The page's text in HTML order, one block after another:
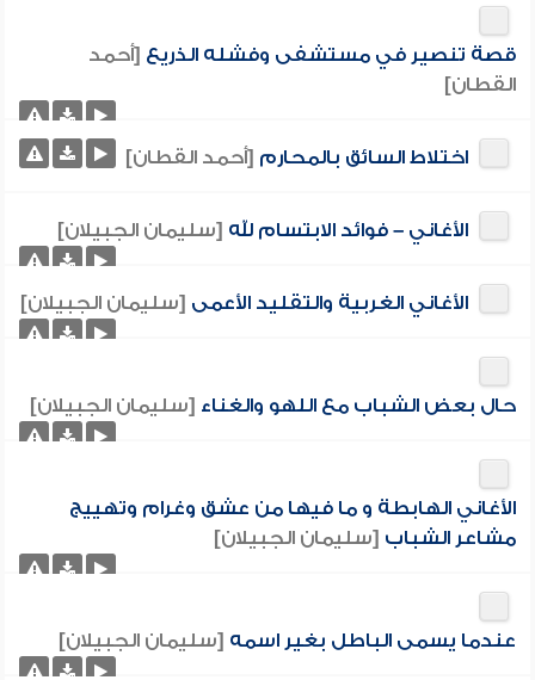
قصة تنصير في مستشفى وفشله الذريع [أحمد
القطان]
اختلاط السائق بالمحارم [أحمد القطان]
الأغاني – فوائد الابتسام لله [سليمان الجبيلان]
الأغاني الغربية والتقليد الأعمى [سليمان الجبيلان]
حال بعض الشباب مع اللهو والغناء [سليمان الجبيلان]
الأغاني الهابطة و ما فيها من عشق وغرام وتهييج
مشاعر الشباب [سليمان الجبيلان]
عندما يسمى الباطل بغير اسمه [سليمان الجبيلان]